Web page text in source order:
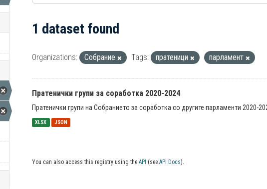
1 dataset found
Organizations: Собрание Tags: пратеници парламент
Пратенички групи за соработка 2020-2024
Пратенички групи на Собранието за соработка со другите парламенти 2020-
XLSX JSON
You can also access this registry using the API (see API Docs).